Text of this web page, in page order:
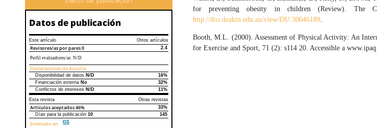
Datos de publicación
Este artículo Otros artículos
Revisores/as por pares0
2.4
Perfil evaluadores/as N/D
Declaraciones de autoría
Declaraciones de autoríaEste artículo
Disponibilidad de datos N/D
16%
Financiación externa No
32%
Conflictos de intereses N/D
11%
Esta revista
Otras revistas
Artículos aceptados46%
33%
Días para la publicación 10 145
Indexado en GS
for preventing obesity in children (Review). The
http://dro.deakin.edu.au/view/DU:30046189.
Booth, M.L. (2000). Assessment of Physical Activity: An
for Exercise and Sport, 71 (2): s114 20. Accessible a